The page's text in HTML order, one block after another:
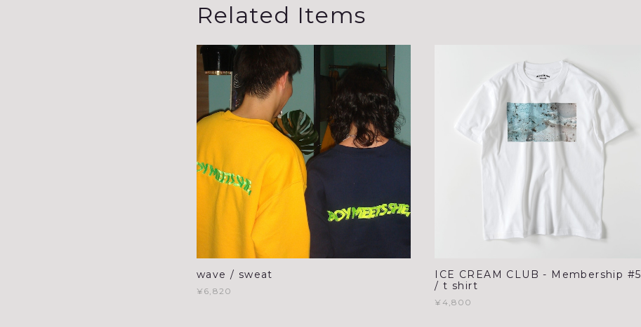
Related Items
wave / sweat
¥6,820
ICE CREAM CLUB - Membership #5
/ t shirt
¥4,800